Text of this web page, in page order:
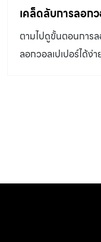
สำหรับวิธีบำรุงรักษ
การทำงาน 1. ใช้กร
บริเวณที่เป็นสนิมออ
ผิว ให้ปราศจากครา
เคล็ดลับการลอก
ตามไปดูขั้นตอนการ
ลอกวอลเปเปอร์ได้ง่